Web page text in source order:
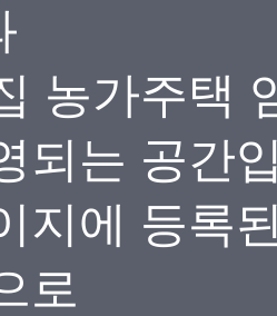
농가주택
되는 공간
지에 등록
로